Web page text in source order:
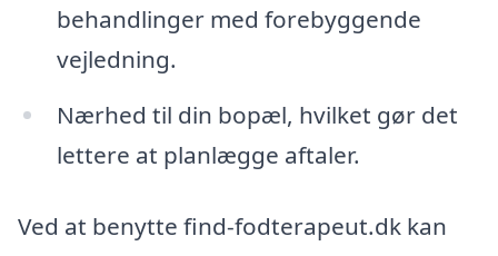
behandlinger med forebyggende
vejledning.
Nærhed til din bopæl, hvilket gør det
lettere at planlægge aftaler.
Ved at benytte find-fodterapeut.dk kan